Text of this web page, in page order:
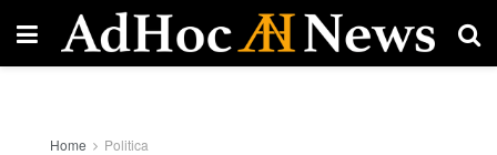
Home Politica